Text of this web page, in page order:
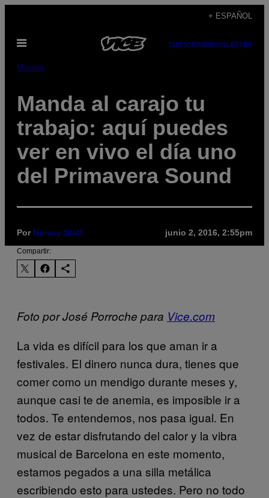
contenido
+ ESPAÑOL
Abrir
SUBSCRIBENEWSLETTER
Música
Manda al carajo tu
trabajo: aquí puedes
ver en vivo el día uno
del Primavera Sound
Por Noisey Staff junio 2, 2016, 2:55pm
Compartir:
Foto por José Porroche para Vice.com
La vida es difícil para los que aman ir a
festivales. El dinero nunca dura, tienes que
comer como un mendigo durante meses y,
aunque casi te de anemia, es imposible ir a
todos. Te entendemos, nos pasa igual. En
vez de estar disfrutando del calor y la vibra
musical de Barcelona en este momento,
estamos pegados a una silla metálica
escribiendo esto para ustedes. Pero no todo